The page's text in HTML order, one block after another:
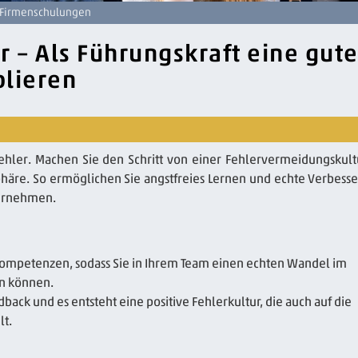
– Als Führungskraft eine gute
Machen Sie den Schritt von einer
So ermöglichen Sie angstfreies Lernen und echte
sodass Sie in Ihrem Team einen echten Wandel im
können.
und es entsteht eine positive Fehlerkultur, die auch auf die